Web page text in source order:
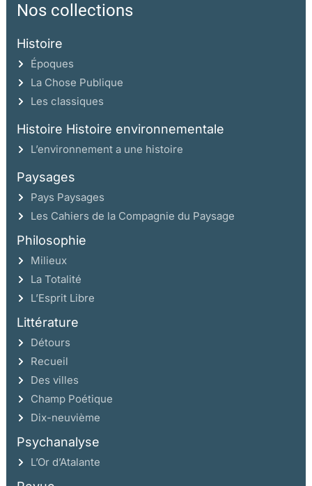
Nos collections
Histoire
Époques
La Chose Publique
Les classiques
Histoire Histoire environnementale
L’environnement a une histoire
Paysages
Pays Paysages
Les Cahiers de la Compagnie du Paysage
Philosophie
Milieux
La Totalité
L’Esprit Libre
Littérature
Détours
Recueil
Des villes
Champ Poétique
Dix-neuvième
Psychanalyse
L’Or d’Atalante